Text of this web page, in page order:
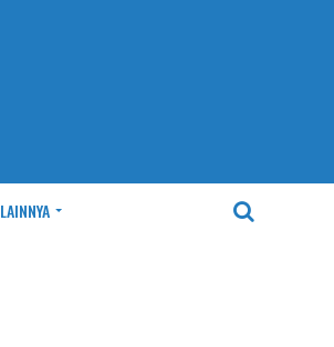
LAINNYA